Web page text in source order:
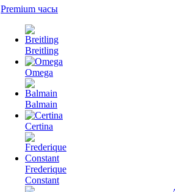
Premium часы
Breitling
Omega
Balmain
Certina
Frederique
Constant